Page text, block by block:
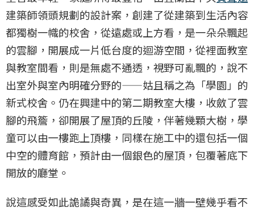
建築師領頭規劃的設計案，創建了從建築到生活內容
都獨樹一幟的校舍，從遠處或上方看，是一朵朵飄起
的雲腳，開展成一片低台度的迴游空間，從裡面教室
與教室間看，則是無處不通透，視野可亂飄的，說不
出室外與室內明確分野的——姑且稱之為「學園」的
新式校舍。仍在興建中的第二期教室大樓，收斂了雲
腳的飛簷，卻開展了屋頂的丘陵，伴著幾顆大樹，學
童可以由一樓跑上頂樓，同樣在施工中的還包括一個
中空的體育館，預計由一個銀色的屋頂，包覆著底下
開放的廳堂。
說這感受如此詭譎與奇異，是在這一牆一壁幾乎看不